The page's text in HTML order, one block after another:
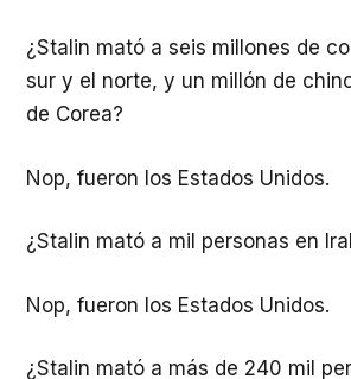
¿Stalin mató a seis millones de
sur y el norte, y un millón de
de Corea?
Nop, fueron los Estados Unidos.
¿Stalin mató a mil personas en
Nop, fueron los Estados Unidos.
¿Stalin mató a más de 240 mil